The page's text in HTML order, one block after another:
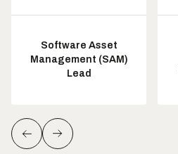
Software Asset
Management (SAM)
Lead